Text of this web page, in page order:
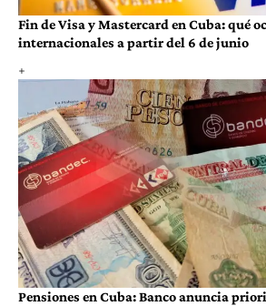
Fin de Visa y Mastercard en Cuba: qué
internacionales a partir del 6 de junio
Pensiones en Cuba: Banco anuncia